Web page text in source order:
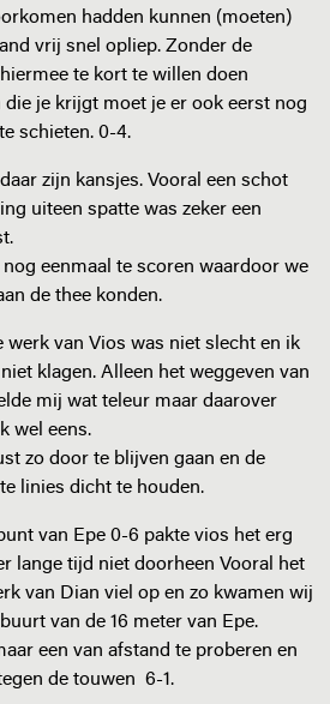
hadden kunnen (moeten)
vrij snel opliep. Zonder de
te kort te willen doen
je krijgt moet je er ook eerst nog
schieten. 0-4.
zijn kansjes. Vooral een schot
uiteen spatte was zeker een
eenmaal te scoren waardoor we
de thee konden.
werk van Vios was niet slecht en ik
klagen. Alleen het weggeven van
mij wat teleur maar daarover
wel eens.
zo door te blijven gaan en de
linies dicht te houden.
van Epe 0-6 pakte vios het erg
lange tijd niet doorheen Vooral het
van Dian viel op en zo kwamen wij
van de 16 meter van Epe.
een van afstand te proberen en
de touwen 6-1.